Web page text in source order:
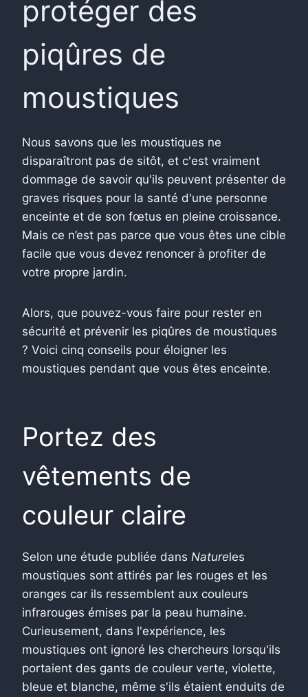
protéger des
piqûres de
moustiques
Nous savons que les moustiques ne
disparaîtront pas de sitôt, et c'est vraiment
dommage de savoir qu'ils peuvent présenter de
graves risques pour la santé d'une personne
enceinte et de son fœtus en pleine croissance.
Mais ce n’est pas parce que vous êtes une cible
facile que vous devez renoncer à profiter de
votre propre jardin.
Alors, que pouvez-vous faire pour rester en
sécurité et prévenir les piqûres de moustiques
? Voici cinq conseils pour éloigner les
moustiques pendant que vous êtes enceinte.
Portez des
vêtements de
couleur claire
Selon une étude publiée dans Natureles
moustiques sont attirés par les rouges et les
oranges car ils ressemblent aux couleurs
infrarouges émises par la peau humaine.
Curieusement, dans l'expérience, les
moustiques ont ignoré les chercheurs lorsqu'ils
portaient des gants de couleur verte, violette,
bleue et blanche, même s'ils étaient enduits de